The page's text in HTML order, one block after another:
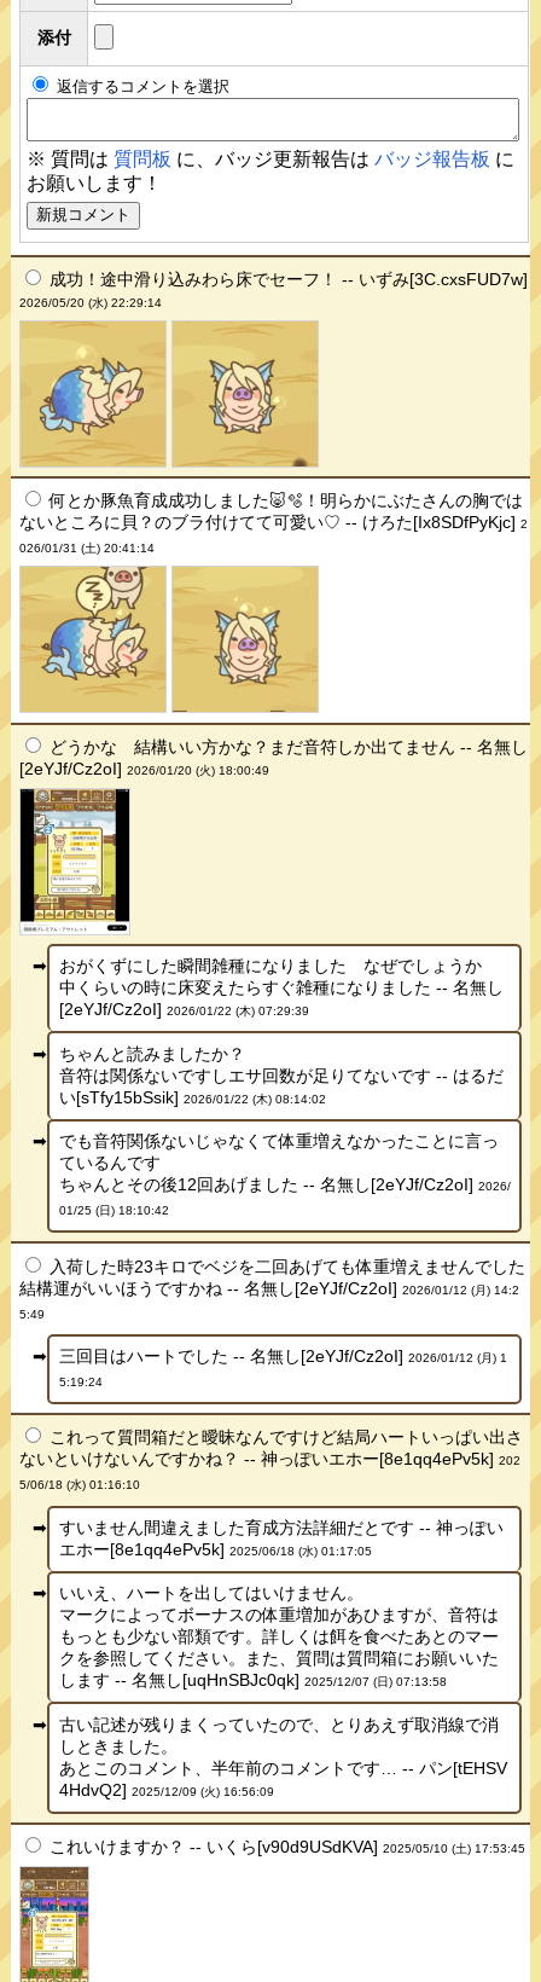
添付
返信するコメントを選択
※ 質問は 質問板 に、バッジ更新報告はバッジ報告板 に
お願いします！
成功！途中滑り込みわら床でセーフ！ -- いずみ[3C.cxsFUD7w]
2026/05/20 (水) 22:29:14
何とか豚魚育成成功しました🐷🫧‪！明らかにぶたさんの胸では
ないところに貝？のブラ付けてて可愛い♡ -- けろた[Ix8SDfPyKjc]2
026/01/31 (土) 20:41:14
どうかな 結構いい方かな？まだ音符しか出てません -- 名無し
[2eYJf/Cz2oI]2026/01/20 (火) 18:00:49
おがくずにした瞬間雑種になりました なぜでしょうか
中くらいの時に床変えたらすぐ雑種になりました -- 名無し
[2eYJf/Cz2oI] 2026/01/22 (木) 07:29:39
ちゃんと読みましたか？
音符は関係ないですしエサ回数が足りてないです -- はるだ
い[sTfy15bSsik] 2026/01/22 (木) 08:14:02
でも音符関係ないじゃなくて体重増えなかったことに言っ
ているんです
ちゃんとその後12回あげました -- 名無し[2eYJf/Cz2oI] 2026/
01/25 (日) 18:10:42
入荷した時23キロでベジを二回あげても体重増えませんでした
結構運がいいほうですかね -- 名無し[2eYJf/Cz2oI]2026/01/12 (月) 14:2
5:49
三回目はハートでした -- 名無し[2eYJf/Cz2oI] 2026/01/12 (月) 1
5:19:24
これって質問箱だと曖昧なんですけど結局ハートいっぱい出さ
ないといけないんですかね？ -- 神っぽいエホー[8e1qq4ePv5k]202
5/06/18 (水) 01:16:10
すいません間違えました育成方法詳細だとです -- 神っぽい
エホー[8e1qq4ePv5k] 2025/06/18 (水) 01:17:05
いいえ、ハートを出してはいけません。
マークによってボーナスの体重増加があひますが、音符は
もっとも少ない部類です。詳しくは餌を食べたあとのマー
クを参照してください。また、質問は質問箱にお願いいた
します -- 名無し[uqHnSBJc0qk] 2025/12/07 (日) 07:13:58
古い記述が残りまくっていたので、とりあえず取消線で消
しときました。
あとこのコメント、半年前のコメントです… -- パン[tEHSV
4HdvQ2] 2025/12/09 (火) 16:56:09
これいけますか？ -- いくら[v90d9USdKVA]2025/05/10 (土) 17:53:45